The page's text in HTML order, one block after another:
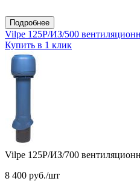
Подробнее
Vilpe 125P/ИЗ/500
Купить в 1 клик
Vilpe 125P/ИЗ/700
8 400 руб./шт